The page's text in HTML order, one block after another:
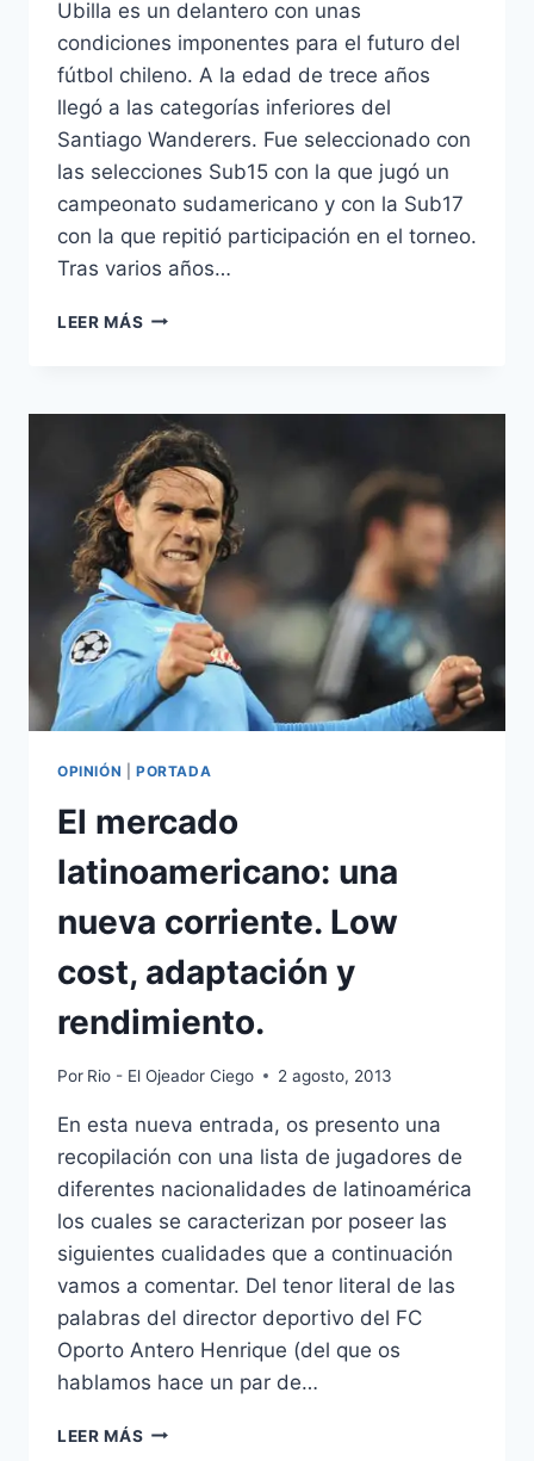
Ubilla es un delantero con unas
condiciones imponentes para el futuro del
fútbol chileno. A la edad de trece años
llegó a las categorías inferiores del
Santiago Wanderers. Fue seleccionado con
las selecciones Sub15 con la que jugó un
campeonato sudamericano y con la Sub17
con la que repitió participación en el torneo.
Tras varios años…
LEER MÁS SEBASTIÁN
DEL
GOL
EN
CHILE
OPINIÓN PORTADA
El mercado
latinoamericano: una
nueva corriente. Low
cost, adaptación y
rendimiento.
Por Rio - El Ojeador Ciego 2 agosto, 2013
En esta nueva entrada, os presento una
recopilación con una lista de jugadores de
diferentes nacionalidades de latinoamérica
los cuales se caracterizan por poseer las
siguientes cualidades que a continuación
vamos a comentar. Del tenor literal de las
palabras del director deportivo del FC
Oporto Antero Henrique (del que os
hablamos hace un par de…
LEER MÁS EL